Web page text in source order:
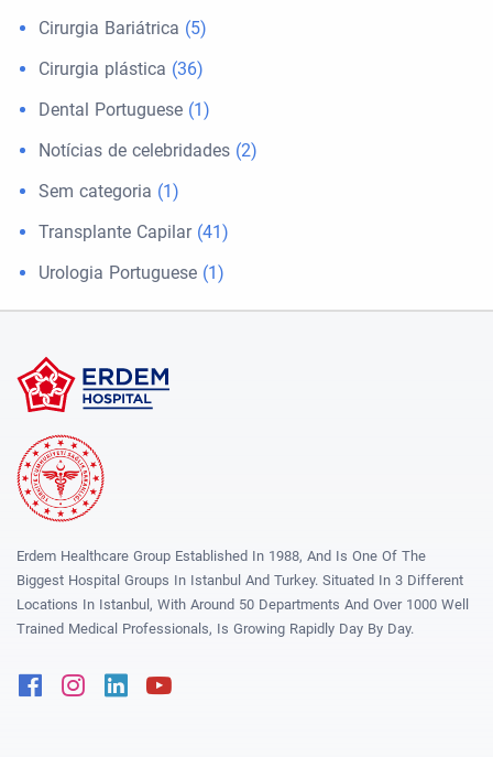
Cirurgia Bariátrica (5)
Cirurgia plástica (36)
Dental Portuguese (1)
Notícias de celebridades (2)
Sem categoria (1)
Transplante Capilar(41)
Urologia Portuguese (1)
Erdem Healthcare Group Established In 1988, And Is One Of The
Biggest Hospital Groups In Istanbul And Turkey. Situated In 3 Different
Locations In Istanbul, With Around 50 Departments And Over 1000 Well
Trained Medical Professionals, Is Growing Rapidly Day By Day.
FacebookInstagram
Linkedin